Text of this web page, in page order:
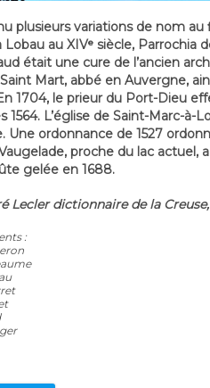
plusieurs variations de nom au
Lobau au XIVᵉ siècle, Parrochia
était une cure de l’ancien
Mart, abbé en Auvergne,
1704, le prieur du Port-Dieu
1564. L’église de Saint-Marc-
Une ordonnance de 1527
proche du lac actuel,
gelée en 1688.
Lecler dictionnaire de la
: